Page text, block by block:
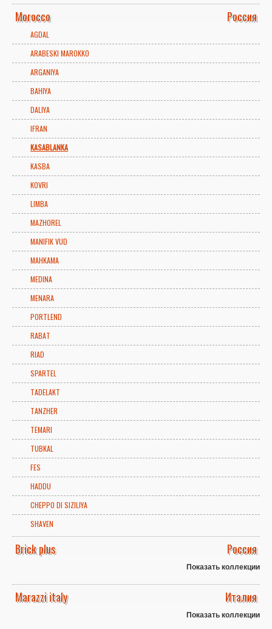
Morocco Россия
AGDAL
ARABESKI MAROKKO
ARGANIYA
BAHIYA
DALIYA
IFRAN
KASABLANKA
KASBA
KOVRI
LIMBA
MAZHOREL
MANIFIK VUD
MAHKAMA
MEDINA
MENARA
PORTLEND
RABAT
RIAD
SPARTEL
TADELAKT
TANZHER
TEMARI
TUBKAL
FES
HADDU
CHEPPO DI SIZILIYA
SHAVEN
Brick plus Россия
Показать коллекции
Marazzi italy Италия
Показать коллекции